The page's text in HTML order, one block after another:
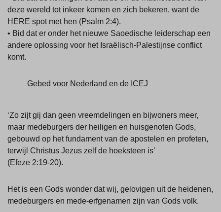
deze wereld tot inkeer komen en zich bekeren, want de
HERE spot met hen (Psalm 2:4).
• Bid dat er onder het nieuwe Saoedische leiderschap een
andere oplossing voor het Israëlisch-Palestijnse conflict
komt.
Gebed voor Nederland en de ICEJ
‘Zo zijt gij dan geen vreemdelingen en bijwoners meer,
maar medeburgers der heiligen en huisgenoten Gods,
gebouwd op het fundament van de apostelen en profeten,
terwijl Christus Jezus zelf de hoeksteen is’
(Efeze 2:19-20).
Het is een Gods wonder dat wij, gelovigen uit de heidenen,
medeburgers en mede-erfgenamen zijn van Gods volk.